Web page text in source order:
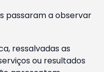
passaram a observar
ressalvadas as
ou resultados